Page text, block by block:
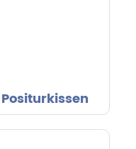
Positurkissen